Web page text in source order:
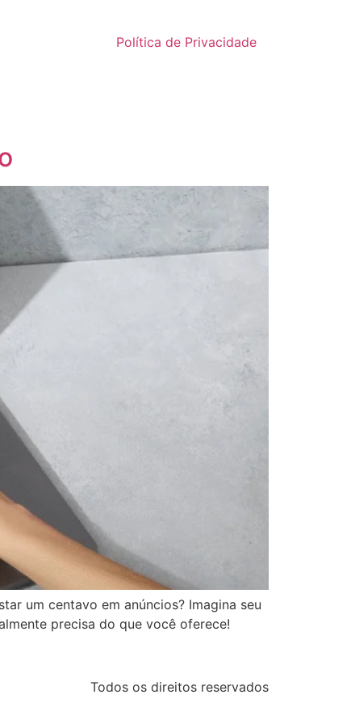
Política de Privacidade
um centavo em anúncios? Imagina seu
precisa do que você oferece!
Todos os direitos reservados